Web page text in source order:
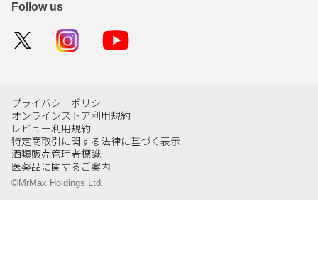
Follow us
プライバシーポリシー
オンラインストア利用規約
レビュー利用規約
特定商取引に関する法律に基づく表示
酒類販売管理者標識
医薬品に関するご案内
©MrMax Holdings Ltd.